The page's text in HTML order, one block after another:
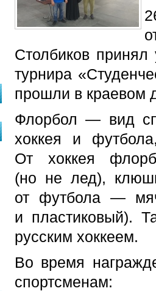
Столбиков принял
турнира
прошли в краевом
Флорбол — вид
хоккея и
От хоккея
(но не лед),
от футбола —
и пластиковый).
русским хоккеем.
Во время
спортсменам: